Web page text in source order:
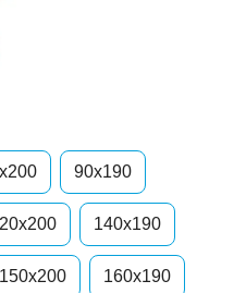
90x190
140x190
150x200 160x190